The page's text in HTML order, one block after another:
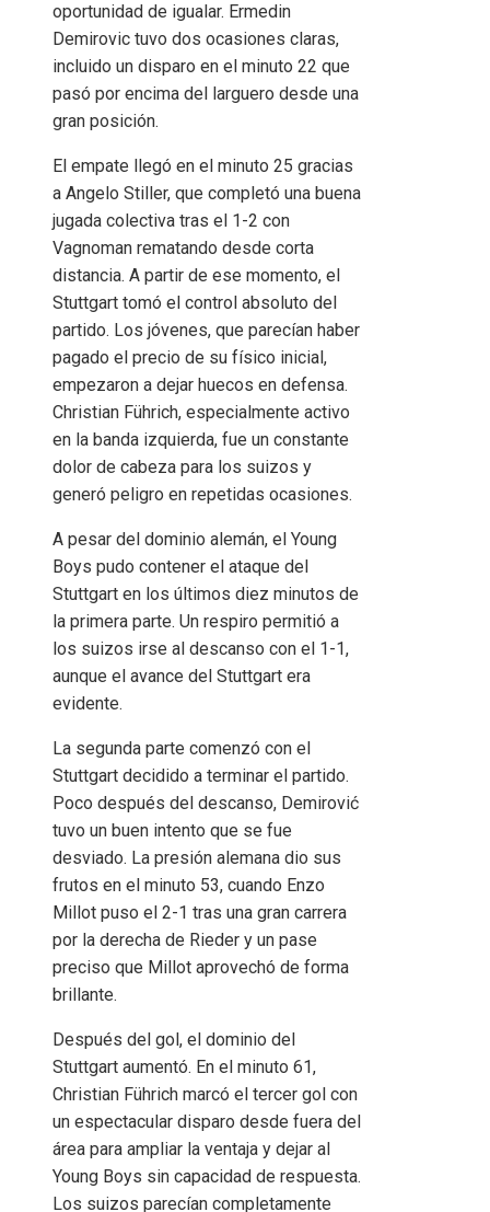
oportunidad de igualar. Ermedin
Demirovic tuvo dos ocasiones claras,
incluido un disparo en el minuto 22 que
pasó por encima del larguero desde una
gran posición.
El empate llegó en el minuto 25 gracias
a Angelo Stiller, que completó una buena
jugada colectiva tras el 1-2 con
Vagnoman rematando desde corta
distancia. A partir de ese momento, el
Stuttgart tomó el control absoluto del
partido. Los jóvenes, que parecían haber
pagado el precio de su físico inicial,
empezaron a dejar huecos en defensa.
Christian Führich, especialmente activo
en la banda izquierda, fue un constante
dolor de cabeza para los suizos y
generó peligro en repetidas ocasiones.
A pesar del dominio alemán, el Young
Boys pudo contener el ataque del
Stuttgart en los últimos diez minutos de
la primera parte. Un respiro permitió a
los suizos irse al descanso con el 1-1,
aunque el avance del Stuttgart era
evidente.
La segunda parte comenzó con el
Stuttgart decidido a terminar el partido.
Poco después del descanso, Demirović
tuvo un buen intento que se fue
desviado. La presión alemana dio sus
frutos en el minuto 53, cuando Enzo
Millot puso el 2-1 tras una gran carrera
por la derecha de Rieder y un pase
preciso que Millot aprovechó de forma
brillante.
Después del gol, el dominio del
Stuttgart aumentó. En el minuto 61,
Christian Führich marcó el tercer gol con
un espectacular disparo desde fuera del
área para ampliar la ventaja y dejar al
Young Boys sin capacidad de respuesta.
Los suizos parecían completamente